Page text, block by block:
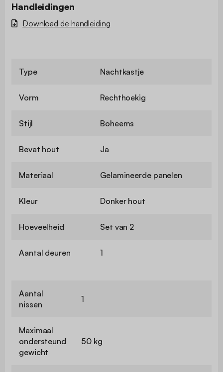
Handleidingen
Download de handleiding
Type Nachtkastje
Vorm Rechthoekig
Stijl Boheems
Bevat hout Ja
Materiaal Gelamineerde panelen
Kleur Donker hout
Hoeveelheid Set van 2
Aantal deuren 1
Aantal
nissen
1
Maximaal
ondersteund
gewicht
50 kg